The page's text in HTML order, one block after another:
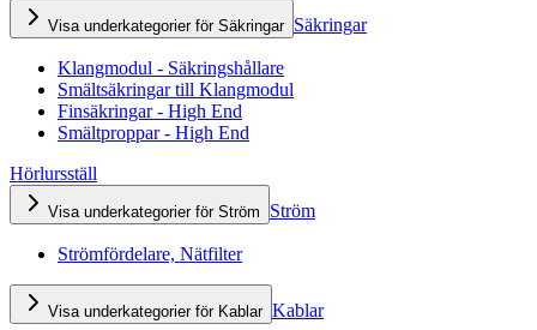
Visa underkategorier för Säkringar Säkringar
Klangmodul - Säkringshållare
Smältsäkringar till Klangmodul
Finsäkringar - High End
Smältproppar - High End
Hörlursställ
Visa underkategorier för Ström Ström
Strömfördelare, Nätfilter
Visa underkategorier för Kablar Kablar